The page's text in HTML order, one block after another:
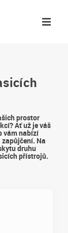
prostor
Ať už je váš
vám nabízí
Na
druhu
přístrojů.